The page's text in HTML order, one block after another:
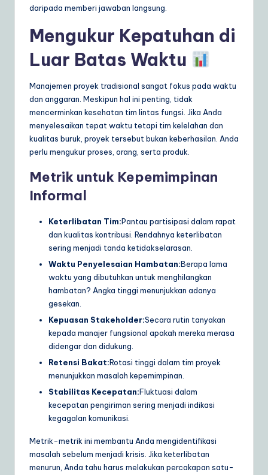
daripada memberi jawaban langsung.
Mengukur Kepatuhan di
Luar Batas Waktu
Manajemen proyek tradisional sangat fokus pada waktu
dan anggaran. Meskipun hal ini penting, tidak
mencerminkan kesehatan tim lintas fungsi. Jika Anda
menyelesaikan tepat waktu tetapi tim kelelahan dan
kualitas buruk, proyek tersebut bukan keberhasilan. Anda
perlu mengukur proses, orang, serta produk.
Metrik untuk Kepemimpinan
Informal
Keterlibatan Tim:Pantau partisipasi dalam rapat
dan kualitas kontribusi. Rendahnya keterlibatan
sering menjadi tanda ketidakselarasan.
Waktu Penyelesaian Hambatan:Berapa lama
waktu yang dibutuhkan untuk menghilangkan
hambatan? Angka tinggi menunjukkan adanya
gesekan.
Kepuasan Stakeholder:Secara rutin tanyakan
kepada manajer fungsional apakah mereka merasa
didengar dan didukung.
Retensi Bakat:Rotasi tinggi dalam tim proyek
menunjukkan masalah kepemimpinan.
Stabilitas Kecepatan:Fluktuasi dalam
kecepatan pengiriman sering menjadi indikasi
kegagalan komunikasi.
Metrik-metrik ini membantu Anda mengidentifikasi
masalah sebelum menjadi krisis. Jika keterlibatan
menurun, Anda tahu harus melakukan percakapan satu-